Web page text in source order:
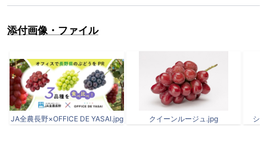
添付画像・ファイル
JA全農長野×OFFICE DE YASAI.jpg クイーンルージュ.jpg シ